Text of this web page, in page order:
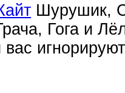
Шурушик,
Гога и
игнорируют